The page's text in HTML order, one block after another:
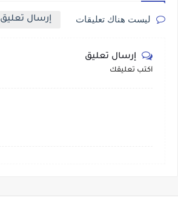
ليست هناك تعليقات إرسال تعليق
إرسال تعليق
أكتب تعليقك